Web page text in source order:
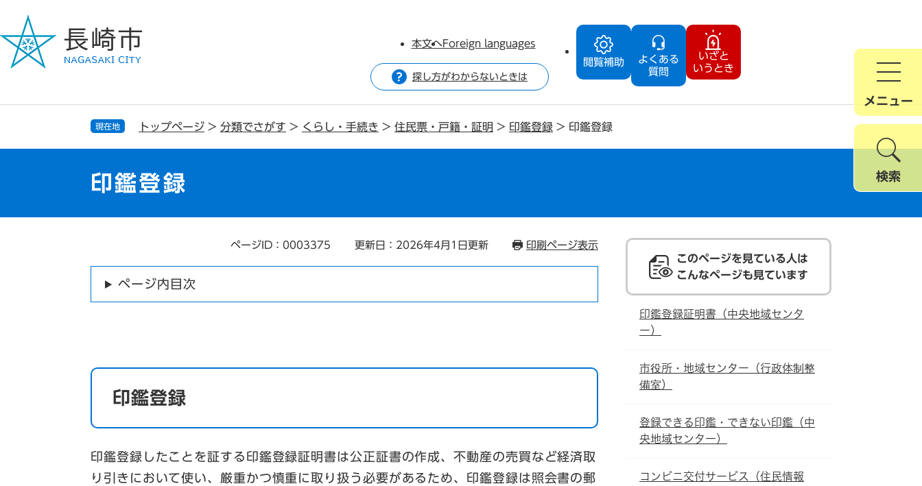
ジ
で
ュ
ば
閲覧補助
よくある
質問
いざと
いうとき
本文へForeign languages
探し方がわからないときは
メニュー
検索
現在地 トップページ > 分類でさがす > くらし・手続き > 住民票・戸籍・証明 > 印鑑登録 > 印鑑登録
印鑑登録
ページID：0003375 更新日：2026年4月1日更新 印刷ページ表示
ページ内目次
印鑑登録
印鑑登録したことを証する印鑑登録証明書は公正証書の作成、不動産の売買など経済取
り引きにおいて使い、厳重かつ慎重に取り扱う必要があるため、印鑑登録は照会書の郵
このページを見ている人は
こんなページも見ています
印鑑登録証明書（中央地域センタ
ー）
市役所・地域センター（行政体制整
備室）
登録できる印鑑・できない印鑑（中
央地域センター）
コンビニ交付サービス（住民情報